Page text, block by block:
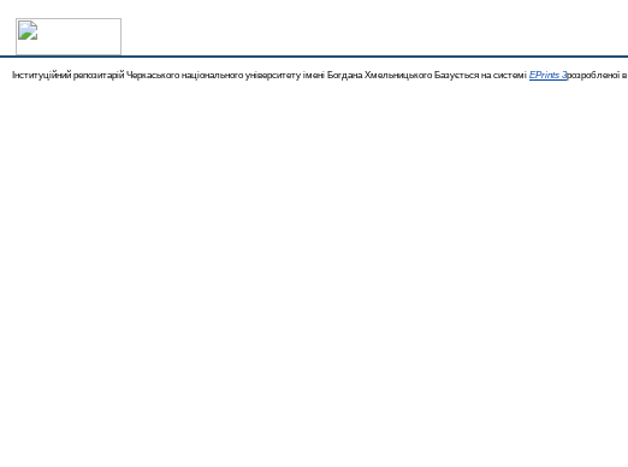
Інституційний репозитарій Черкаського національного університету імені Богдана Хмельницького Базується на системі EPrints 3розробленої в